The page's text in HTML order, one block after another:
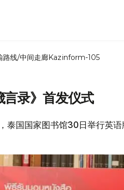
路线/中间走廊Kazinform-105
录》首发仪式
国国家图书馆30日举行英语